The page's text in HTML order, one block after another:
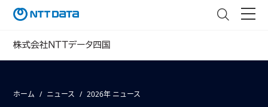
ホーム ニュース 2026年 ニュース